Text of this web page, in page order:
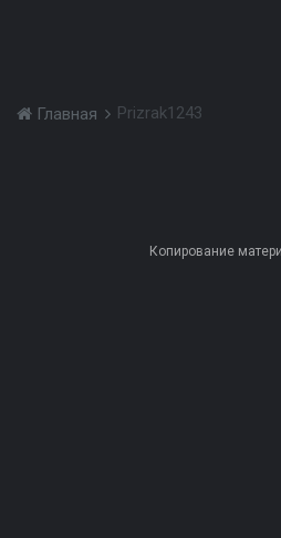
Главная Prizrak1243
Копирование